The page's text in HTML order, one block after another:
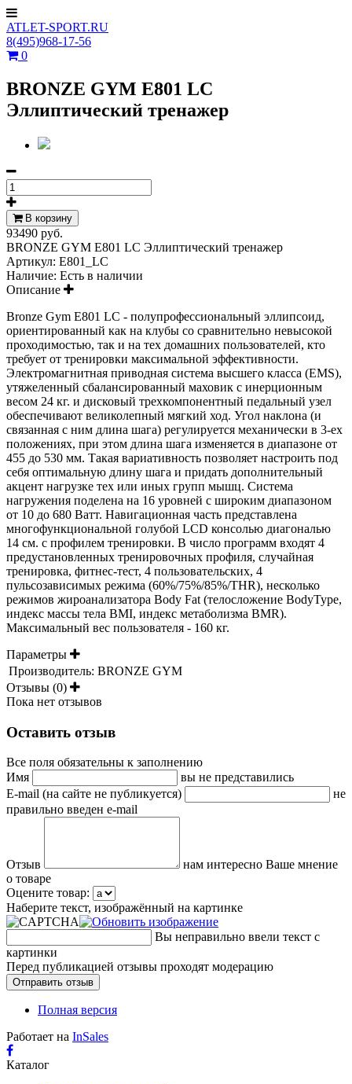
ATLET-SPORT.RU
8(495)968-17-56
0
BRONZE GYM E801 LC
Эллиптический тренажер
В корзину
93490 руб.
BRONZE GYM E801 LC Эллиптический тренажер
Артикул: E801_LC
Наличие: Есть в наличии
Описание
Bronze Gym E801 LC - полупрофессиональный эллипсоид,
ориентированный как на клубы со сравнительно невысокой
проходимостью, так и на тех домашних пользователей, кто
требует от тренировки максимальной эффективности.
Электромагнитная приводная система высшего класса (EMS),
утяжеленный сбалансированный маховик с инерционным
весом 24 кг. и дисковый трехкомпонентный педальный узел
обеспечивают великолепный мягкий ход. Угол наклона (и
связанная с ним длина шага) регулируется механически в 3-ех
положениях, при этом длина шага изменяется в диапазоне от
455 до 530 мм. Такая вариативность позволяет настроить под
себя оптимальную длину шага и придать дополнительный
акцент нагрузке тех или иных групп мышц. Система
нагружения поделена на 16 уровней с широким диапазоном
от 10 до 680 Ватт. Навигационная часть представлена
многофункциональной голубой LCD консолью диагональю
14 см. с профилем тренировки. В число программ входят 4
предустановленных тренировочных профиля, случайная
тренировка, фитнес-тест, 4 пользовательских, 4
пульсозависимых режима (60%/75%/85%/THR), несколько
режимов жироанализатора Body Fat (телосложение BodyType,
индекс массы тела BMI, индекс метаболизма BMR).
Максимальный вес пользователя - 160 кг.
Параметры
Производитель: BRONZE GYM
Отзывы (0)
Пока нет отзывов
Оставить отзыв
Все поля обязательны к заполнению
Имя
вы не представились
E-mail (на сайте не публикуется)
не
правильно введен e-mail
Отзыв
нам интересно Ваше мнение
о товаре
Оцените товар:
Наберите текст, изображённый на картинке
Вы неправильно ввели текст с
картинки
Перед публикацией отзывы проходят модерацию
Полная версия
Работает на InSales
Каталог